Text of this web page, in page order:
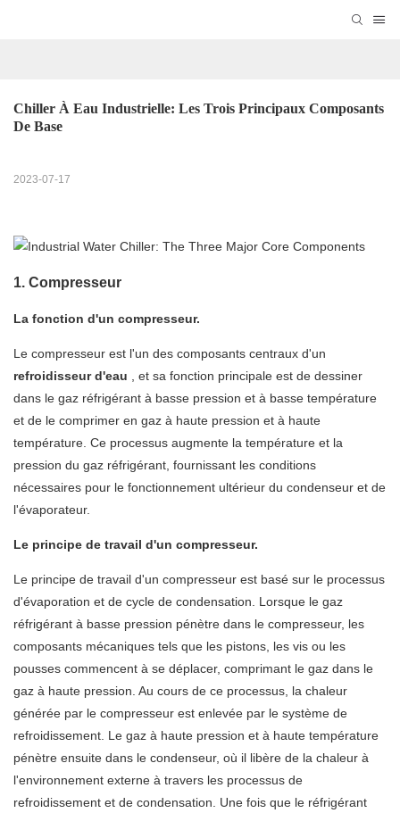
Chiller À Eau Industrielle: Les Trois Principaux Composants
De Base
2023-07-17
1. Compresseur
La fonction d'un compresseur.
Le compresseur est l'un des composants centraux d'un
refroidisseur d'eau , et sa fonction principale est de dessiner
dans le gaz réfrigérant à basse pression et à basse température
et de le comprimer en gaz à haute pression et à haute
température. Ce processus augmente la température et la
pression du gaz réfrigérant, fournissant les conditions
nécessaires pour le fonctionnement ultérieur du condenseur et de
l'évaporateur.
Le principe de travail d'un compresseur.
Le principe de travail d'un compresseur est basé sur le processus
d'évaporation et de cycle de condensation. Lorsque le gaz
réfrigérant à basse pression pénètre dans le compresseur, les
composants mécaniques tels que les pistons, les vis ou les
pousses commencent à se déplacer, comprimant le gaz dans le
gaz à haute pression. Au cours de ce processus, la chaleur
générée par le compresseur est enlevée par le système de
refroidissement. Le gaz à haute pression et à haute température
pénètre ensuite dans le condenseur, où il libère de la chaleur à
l'environnement externe à travers les processus de
refroidissement et de condensation. Une fois que le réfrigérant